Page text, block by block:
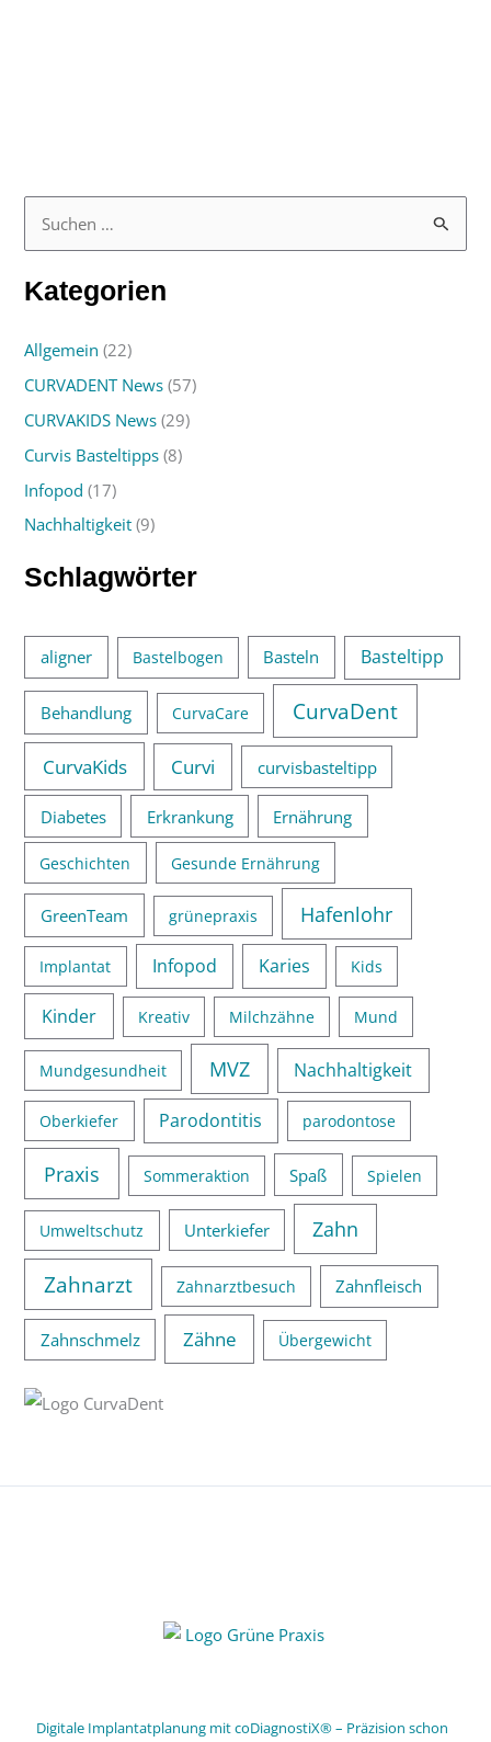
u
c
e
n
n
a
c
Kategorien
Allgemein (22)
CURVADENT News (57)
CURVAKIDS News (29)
Curvis Basteltipps (8)
Infopod (17)
Nachhaltigkeit (9)
Schlagwörter
aligner Bastelbogen Basteln Basteltipp
Behandlung CurvaCare CurvaDent
CurvaKids Curvi curvisbasteltipp
Diabetes Erkrankung Ernährung
Geschichten Gesunde Ernährung
GreenTeam grünepraxis Hafenlohr
Implantat Infopod Karies Kids
Kinder Kreativ Milchzähne Mund
Mundgesundheit MVZ Nachhaltigkeit
Oberkiefer Parodontitis parodontose
Praxis Sommeraktion Spaß Spielen
Umweltschutz Unterkiefer Zahn
Zahnarzt Zahnarztbesuch Zahnfleisch
Zahnschmelz Zähne Übergewicht
Digitale Implantatplanung mit coDiagnostiX® – Präzision schon